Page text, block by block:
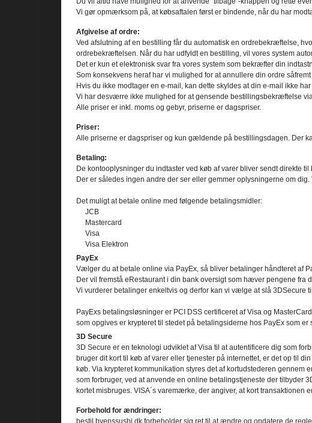
Vi gør opmærksom på, at købsaftalen først er bindende, når du har
Afgivelse af ordre:
Ved afslutning af en bestilling får du automatisk en ordrebekræftelse,
ordrebekræftelsen. Når du har udfyldt en bestilling, vil vores system
Det er kun et elektronisk svar fra vores system som bekræfter din
Som konsekvens heraf har vi mulighed for at annullere din ordre
Hvis du ikke modtager en e-mail, kan dette skyldes at din e-mail ikke
Vi har desværre ikke mulighed for at gensende bestillingsbekræftelse
Alle priser er inkl. moms og gebyr, priserne er dagspriser.
Priser:
Alle priserne er dagspriser og kun gældende på bestillingsdagen. Der
Betaling:
De kontooplysninger du indtaster ved køb af varer bliver sendt direkte
Der er således ingen andre der ser eller gemmer oplysningerne om
Det muligt at betale online med følgende betalingsmidler:
JCB
Mastercard
Visa
Visa Elektron
PayEx
Vælger du at betale online via PayEx, så bliver betalinger håndteret af
Der vil fremstå eRestaurant i din bank oversigt som hæver pengene fra
Vi vurderer betalinger enkeltvis og derfor kan vi vælge at slå 3DSecure
PayExs betalingsløsninger er PCI DSS certificeret af Visa og
som opgives er krypteret til stedet på betalingsiderne hos PayEx som er
3D Secure
3D Secure er en teknologi udviklet af Visa til at autentificere dig som
bruger dit kort til køb af varer eller tjenester på internettet, er det op til
køb. Via krypteret kommunikation styres det af kortudstederen
som forbruger, ved at anvende en online betalingstjeneste der tilbyder
kortet misbruges. VISA´s varemærke, der angiver, at kort
Forbehold for ændringer:
bestil.byenssushi.dk forbeholder sig ret til at ændre og opdatere de